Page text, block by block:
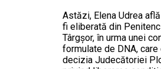
Astăzi, Elena Udrea
fi eliberată din
Târgșor, în urma unei
formulate de DNA,
decizia Judecătoriei